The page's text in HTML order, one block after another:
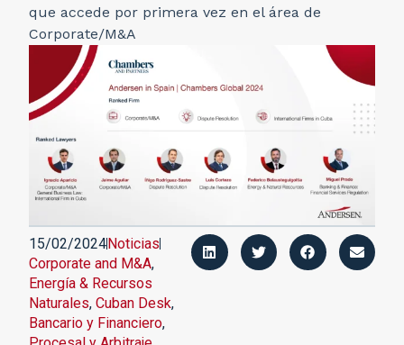
que accede por primera vez en el área de
Corporate/M&A
15/02/2024Noticias
Corporate and M&A,
Energía & Recursos
Naturales, Cuban Desk,
Bancario y Financiero,